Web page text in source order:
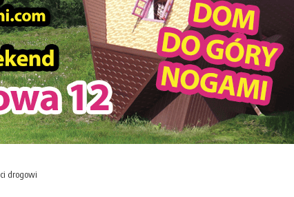
drogowi